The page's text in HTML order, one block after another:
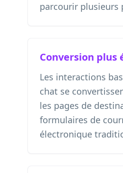
parcourir plusieurs
Conversion plus
Les interactions
chat se
les pages de
formulaires de
électronique